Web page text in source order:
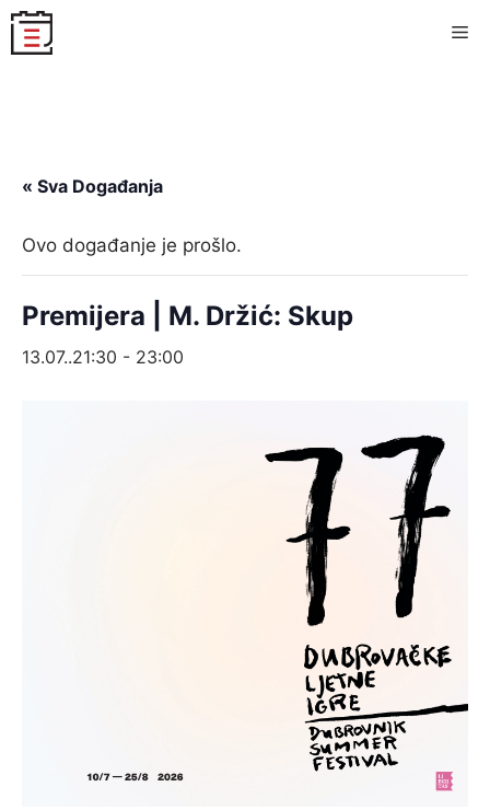
Skip
to
« Sva Događanja
Ovo događanje je prošlo.
Premijera | M. Držić: Skup
13.07..21:30 - 23:00